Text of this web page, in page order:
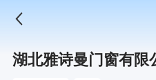
湖北雅诗曼门窗有限